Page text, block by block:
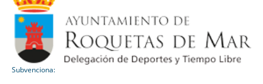
Subvenciona: